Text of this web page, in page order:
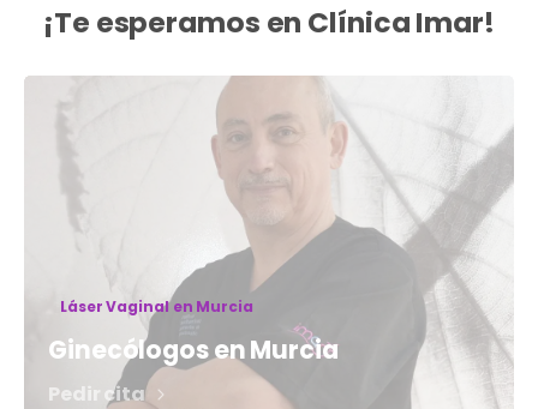
¡Te esperamos en Clínica Imar!
Láser Vaginal en Murcia
Ginecólogos en Murcia
Pedir cita